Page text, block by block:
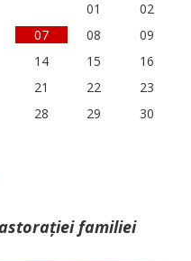
01
02
07 08
09
14 15
16
21 22
23
28 29
30
familiei